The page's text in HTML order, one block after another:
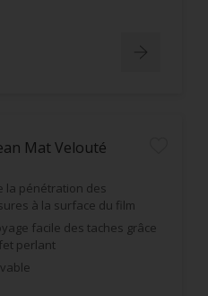
Mat Velouté
la pénétration des
à la surface du film
facile des taches grâce
perlant